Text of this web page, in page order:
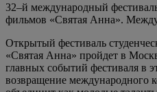
32–й международный
фильмов «Святая Анна».
Открытый фестиваль
«Святая Анна» пройдет в
главных событий фестиваля в
возвращение международного